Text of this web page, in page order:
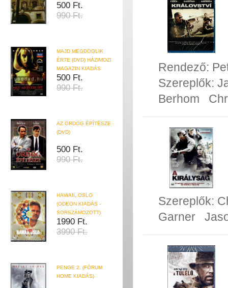
500 Ft.
990 Ft.
MAJD MEGDÖGLIK
ÉRTE (DVD) HÁZIMOZI
MAGAZIN KIADÁS
500 Ft.
990 Ft.
AZ ÖRDÖG ÉPÍTÉSZE
(DVD)
500 Ft.
990 Ft.
HAWAII, OSLO
(ODEON KIADÁS -
SORSZÁMOZOTT)
1990 Ft.
3990 Ft.
PENGE 2. (FÓRUM
HOME KIADÁS)
Rendező:
Szereplők:
Berhom
Szereplők:
Garner